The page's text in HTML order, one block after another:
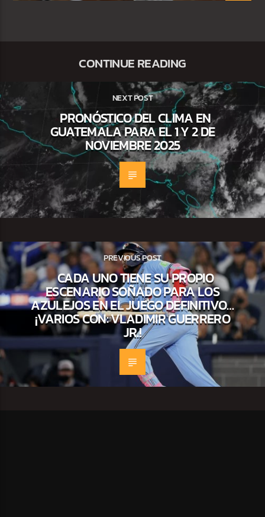
CONTINUE READING
NEXT POST
PRONÓSTICO DEL CLIMA EN
GUATEMALA PARA EL 1 Y 2 DE
NOVIEMBRE 2025
PREVIOUS POST
CADA UNO TIENE SU PROPIO
ESCENARIO SOÑADO PARA LOS
AZULEJOS EN EL JUEGO DEFINITIVO…
¡VARIOS CON: VLADIMIR GUERRERO
JR.!